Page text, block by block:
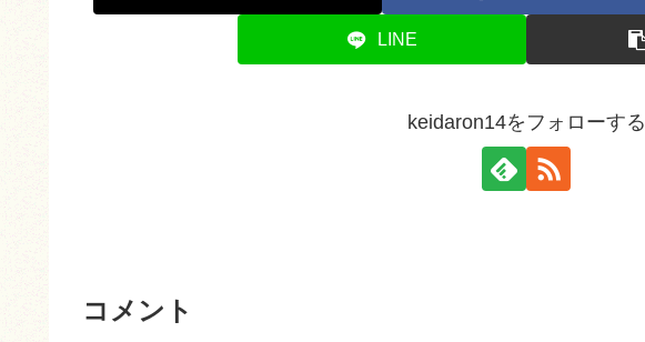
LINE
keidaron14をフォローする
コメント